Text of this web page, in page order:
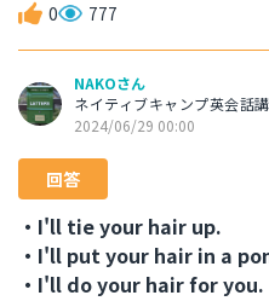
0 777
NAKOさん
ネイティブキャンプ英会話
2024/06/29 00:00
回答
・I'll tie your hair up.
・I'll put your hair in a
・I'll do your hair for you.